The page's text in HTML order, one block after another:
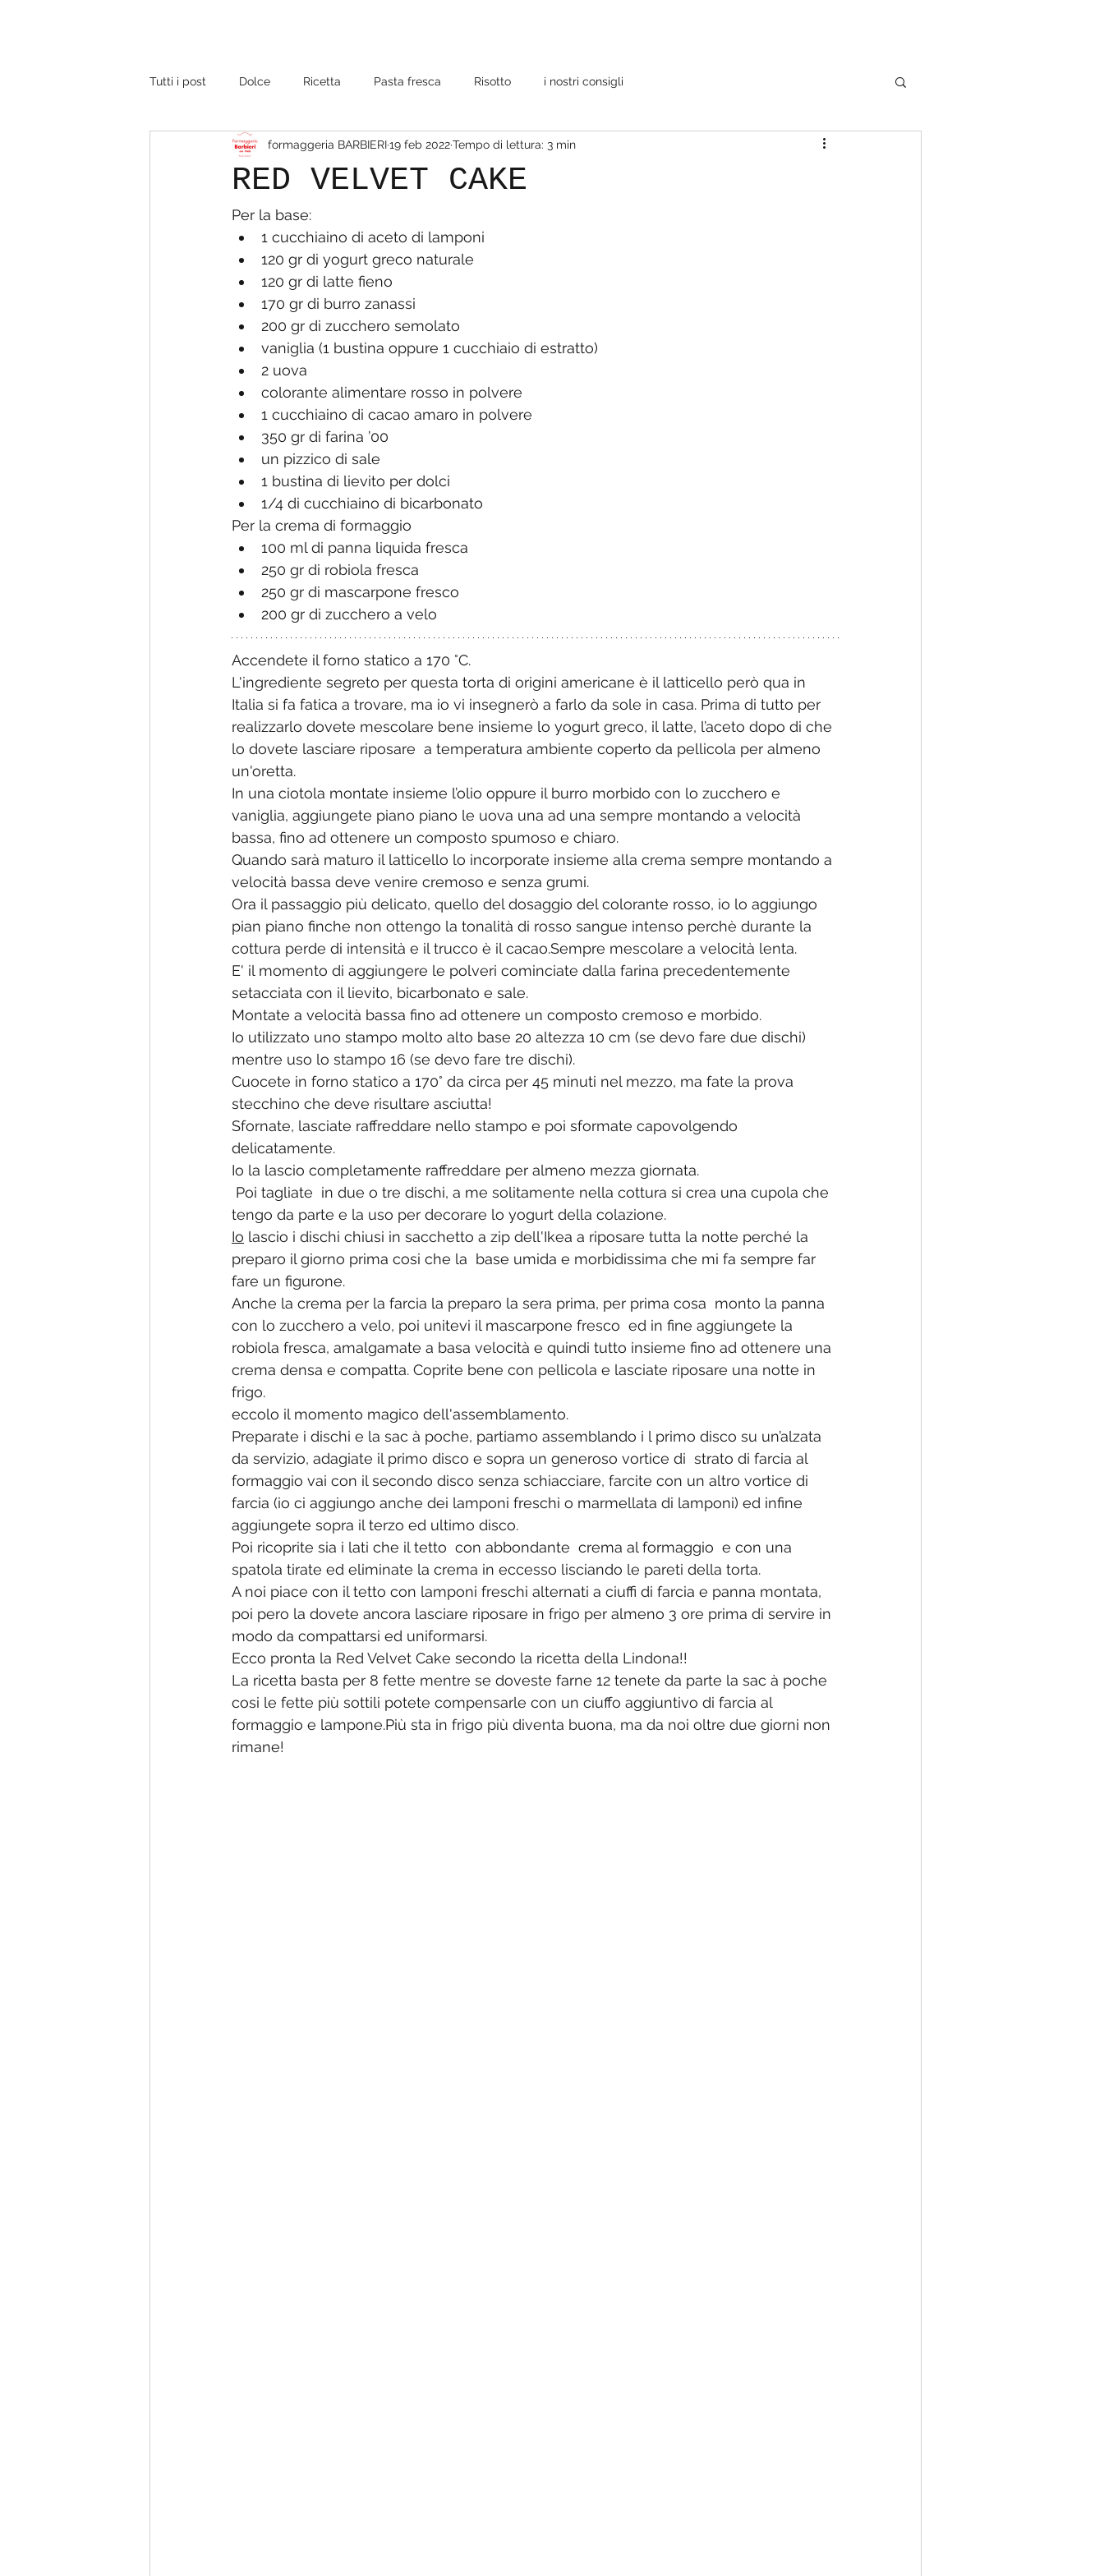
Tutti i post Dolce Ricetta Pasta fresca Risotto i nostri consigli
RED VELVET CAKE
formaggeria BARBIERI19 feb 2022Tempo di lettura: 3 min
Per la base:
1 cucchiaino di aceto di lamponi
120 gr di yogurt greco naturale
120 gr di latte fieno
170 gr di burro zanassi
200 gr di zucchero semolato
vaniglia (1 bustina oppure 1 cucchiaio di estratto)
2 uova
colorante alimentare rosso in polvere
1 cucchiaino di cacao amaro in polvere
350 gr di farina ’00
un pizzico di sale
1 bustina di lievito per dolci
1/4 di cucchiaino di bicarbonato
Per la crema di formaggio
100 ml di panna liquida fresca
250 gr di robiola fresca
250 gr di mascarpone fresco
200 gr di zucchero a velo
Accendete il forno statico a 170 °C.
L'ingrediente segreto per questa torta di origini americane è il latticello però qua in
Italia si fa fatica a trovare, ma io vi insegnerò a farlo da sole in casa. Prima di tutto per
realizzarlo dovete mescolare bene insieme lo yogurt greco, il latte, l’aceto dopo di che
lo dovete lasciare riposare  a temperatura ambiente coperto da pellicola per almeno
un'oretta.
In una ciotola montate insieme l’olio oppure il burro morbido con lo zucchero e
vaniglia, aggiungete piano piano le uova una ad una sempre montando a velocità
bassa, fino ad ottenere un composto spumoso e chiaro.
Quando sarà maturo il latticello lo incorporate insieme alla crema sempre montando a
velocità bassa deve venire cremoso e senza grumi.
Ora il passaggio più delicato, quello del dosaggio del colorante rosso, io lo aggiungo
pian piano finche non ottengo la tonalità di rosso sangue intenso perchè durante la
cottura perde di intensità e il trucco è il cacao.Sempre mescolare a velocità lenta.
E' il momento di aggiungere le polveri cominciate dalla farina precedentemente
setacciata con il lievito, bicarbonato e sale.
Montate a velocità bassa fino ad ottenere un composto cremoso e morbido.
Io utilizzato uno stampo molto alto base 20 altezza 10 cm (se devo fare due dischi)
mentre uso lo stampo 16 (se devo fare tre dischi).
Cuocete in forno statico a 170° da circa per 45 minuti nel mezzo, ma fate la prova
stecchino che deve risultare asciutta!
Sfornate, lasciate raffreddare nello stampo e poi sformate capovolgendo
delicatamente.
Io la lascio completamente raffreddare per almeno mezza giornata.
tengo da parte e la uso per decorare lo yogurt della colazione.
Io lascio i dischi chiusi in sacchetto a zip dell'Ikea a riposare tutta la notte perché la
preparo il giorno prima cosi che la  base umida e morbidissima che mi fa sempre far
fare un figurone.
Anche la crema per la farcia la preparo la sera prima, per prima cosa  monto la panna
con lo zucchero a velo, poi unitevi il mascarpone fresco  ed in fine aggiungete la
robiola fresca, amalgamate a basa velocità e quindi tutto insieme fino ad ottenere una
crema densa e compatta. Coprite bene con pellicola e lasciate riposare una notte in
frigo.
eccolo il momento magico dell'assemblamento.
Preparate i dischi e la sac à poche, partiamo assemblando i l primo disco su un’alzata
da servizio, adagiate il primo disco e sopra un generoso vortice di  strato di farcia al
formaggio vai con il secondo disco senza schiacciare, farcite con un altro vortice di
farcia (io ci aggiungo anche dei lamponi freschi o marmellata di lamponi) ed infine
aggiungete sopra il terzo ed ultimo disco.
Poi ricoprite sia i lati che il tetto  con abbondante  crema al formaggio  e con una
spatola tirate ed eliminate la crema in eccesso lisciando le pareti della torta.
A noi piace con il tetto con lamponi freschi alternati a ciuffi di farcia e panna montata,
poi pero la dovete ancora lasciare riposare in frigo per almeno 3 ore prima di servire in
modo da compattarsi ed uniformarsi.
Ecco pronta la Red Velvet Cake secondo la ricetta della Lindona!!
La ricetta basta per 8 fette mentre se doveste farne 12 tenete da parte la sac à poche
cosi le fette più sottili potete compensarle con un ciuffo aggiuntivo di farcia al
formaggio e lampone.Più sta in frigo più diventa buona, ma da noi oltre due giorni non
rimane!